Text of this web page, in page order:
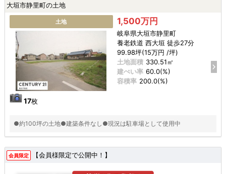
大垣市静里町の土地
土地
17枚
1,500万円
岐阜県大垣市静里町
養老鉄道 西大垣 徒歩27分
99.98坪(15万円 /坪)
土地面積 330.51㎡
建ぺい率 60.0(%)
容積率 200.0(%)
●約100坪の土地●建築条件なし●現況は駐車場として使用中
会員限定 【会員様限定で公開中！】